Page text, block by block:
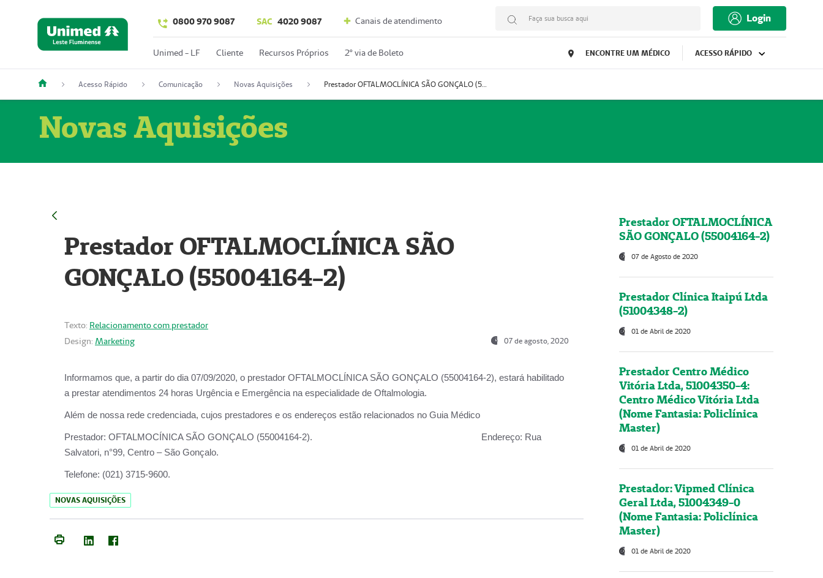
0800 970 9087 SAC 4020 9087 Canais de atendimento Faça sua busca aqui Login
Unimed - LF Cliente Recursos Próprios 2º via de Boleto ENCONTRE UM MÉDICO ACESSO RÁPIDO
Acesso Rápido Comunicação Novas Aquisições Prestador OFTALMOCLÍNICA SÃO GONÇALO (55004164-2)
Novas Aquisições
Prestador OFTALMOCLÍNICA SÃO
GONÇALO (55004164-2)
Texto: Relacionamento com prestador
Design: Marketing 07 de agosto, 2020
Informamos que, a partir do dia 07/09/2020, o prestador OFTALMOCLÍNICA SÃO GONÇALO (55004164-2), estará habilitado
a prestar atendimentos 24 horas Urgência e Emergência na especialidade de Oftalmologia.
Além de nossa rede credenciada, cujos prestadores e os endereços estão relacionados no Guia Médico
Prestador: OFTALMOCÍNICA SÃO GONÇALO (55004164-2). Endereço: Rua
Salvatori, n°99, Centro – São Gonçalo.
Telefone: (021) 3715-9600.
NOVAS AQUISIÇÕES
Prestador OFTALMOCLÍNICA
SÃO GONÇALO (55004164-2)
07 de Agosto de 2020
Prestador Clínica Itaipú Ltda
(51004348-2)
01 de Abril de 2020
Prestador Centro Médico
Vitória Ltda, 51004350-4:
Centro Médico Vitória Ltda
(Nome Fantasia: Policlínica
Master)
01 de Abril de 2020
Prestador: Vipmed Clínica
Geral Ltda, 51004349-0
(Nome Fantasia: Policlínica
Master)
01 de Abril de 2020